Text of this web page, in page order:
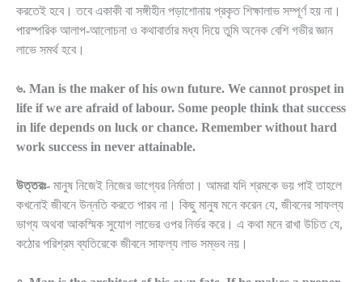
করতেই হবে। তবে একাকী বা সঙ্গীহীন পড়াশোনায় প্রকৃত শিক্ষালাভ সম্পূর্ণ হয় না।
পারস্পরিক আলাপ-আলোচনা ও কথাবার্তার মধ্য দিয়ে তুমি অনেক বেশি গভীর জ্ঞান
লাভে সমর্থ হবে।
৬. Man is the maker of his own future. We cannot prospet in
life if we are afraid of labour. Some people think that success
in life depends on luck or chance. Remember without hard
work success in never attainable.
উত্তরঃ- মানুষ নিজেই নিজের ভাগ্যের নির্মাতা। আমরা যদি শ্রমকে ভয় পাই তাহলে
কখনোই জীবনে উন্নতি করতে পারব না। কিছু মানুষ মনে করেন যে, জীবনের সাফল্য
ভাগ্য অথবা আকস্মিক সুযোগ লাভের ওপর নির্ভর করে। এ কথা মনে রাখা উচিত যে,
কঠোর পরিশ্রম ব্যতিরেকে জীবনে সাফল্য লাভ সম্ভব নয়।